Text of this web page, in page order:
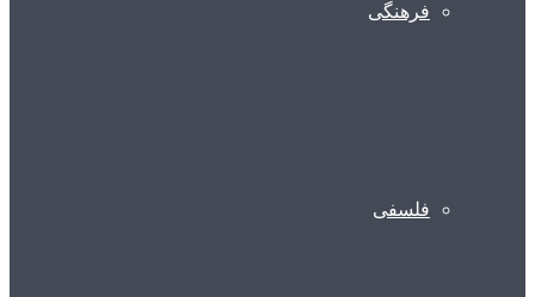
فرهنگی
فلسفی